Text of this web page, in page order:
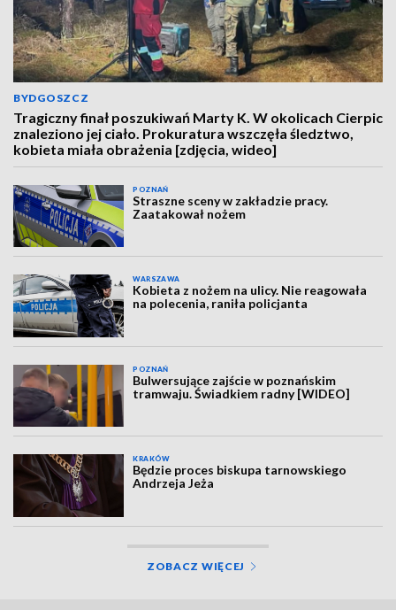
BYDGOSZCZ
Tragiczny finał poszukiwań Marty K. W okolicach Cierpic
znaleziono jej ciało. Prokuratura wszczęła śledztwo,
kobieta miała obrażenia [zdjęcia, wideo]
POZNAŃ
Straszne sceny w zakładzie pracy.
Zaatakował nożem
WARSZAWA
Kobieta z nożem na ulicy. Nie reagowała
na polecenia, raniła policjanta
POZNAŃ
Bulwersujące zajście w poznańskim
tramwaju. Świadkiem radny [WIDEO]
KRAKÓW
Będzie proces biskupa tarnowskiego
Andrzeja Jeża
ZOBACZ WIĘCEJ